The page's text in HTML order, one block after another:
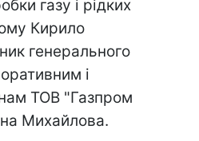
газу і рідких
Кирило
генерального
і
ТОВ "Газпром
Михайлова.